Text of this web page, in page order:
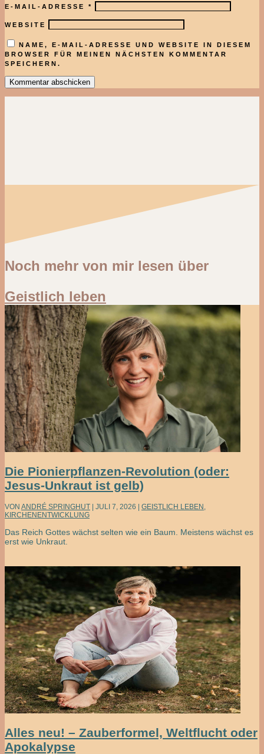
E-MAIL-ADRESSE *
WEBSITE
NAME, E-MAIL-ADRESSE UND WEBSITE IN DIESEM
BROWSER FÜR MEINEN NÄCHSTEN KOMMENTAR
SPEICHERN.
Kommentar abschicken
Noch mehr von mir lesen über
Geistlich leben
Die Pionierpflanzen-Revolution (oder:
Jesus-Unkraut ist gelb)
VON ANDRÉ SPRINGHUT JULI 7, 2026 GEISTLICH LEBEN ,
KIRCHENENTWICKLUNG
Das Reich Gottes wächst selten wie ein Baum. Meistens wächst es
erst wie Unkraut.
Alles neu! – Zauberformel, Weltflucht oder
Apokalypse